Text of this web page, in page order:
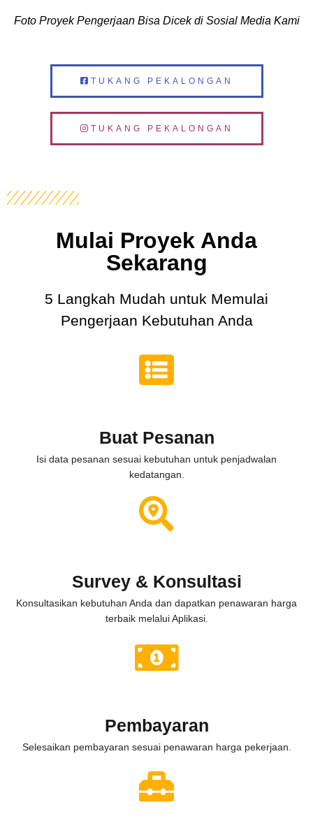
Foto Proyek Pengerjaan Bisa Dicek di Sosial Media Kami
TUKANG PEKALONGAN
TUKANG PEKALONGAN
Mulai Proyek Anda
Sekarang
5 Langkah Mudah untuk Memulai
Pengerjaan Kebutuhan Anda
Buat Pesanan
Isi data pesanan sesuai kebutuhan untuk penjadwalan
kedatangan.
Survey & Konsultasi
Konsultasikan kebutuhan Anda dan dapatkan penawaran harga
terbaik melalui Aplikasi.
Pembayaran
Selesaikan pembayaran sesuai penawaran harga pekerjaan.